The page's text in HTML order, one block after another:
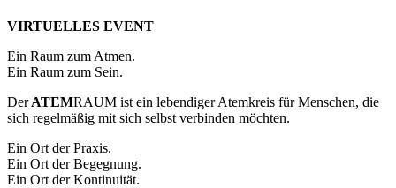
VIRTUELLES EVENT
Ein Raum zum Atmen.
Ein Raum zum Sein.
DerATEMRAUM ist ein lebendiger Atemkreis für Menschen, die
sich regelmäßig mit sich selbst verbinden möchten.
Ein Ort der Praxis.
Ein Ort der Begegnung.
Ein Ort der Kontinuität.